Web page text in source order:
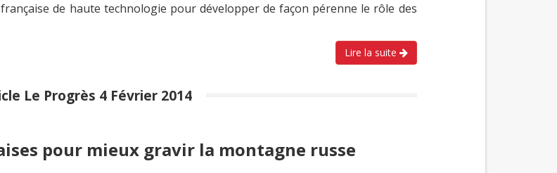
de haute technologie pour développer de façon pérenne le rôle des
Lire la suite
Le Progrès 4 Février 2014
pour mieux gravir la montagne russe